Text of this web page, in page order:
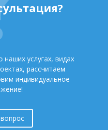
услугах, видах
рассчитаем
индивидуальное